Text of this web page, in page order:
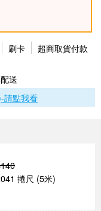
刷卡 超商取貨付款
送
請點我看
140
捲尺 (5米)